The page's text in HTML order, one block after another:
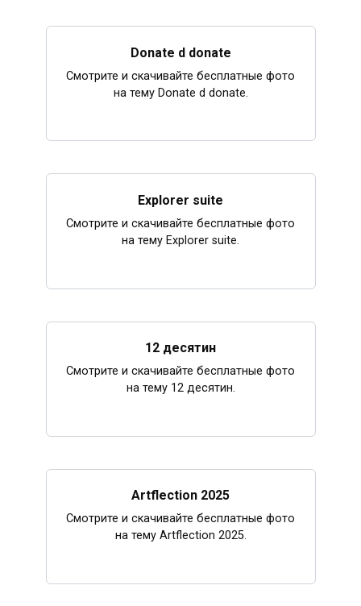
Donate d donate
Смотрите и скачивайте бесплатные фото
на тему Donate d donate.
Explorer suite
Смотрите и скачивайте бесплатные фото
на тему Explorer suite.
12 десятин
Смотрите и скачивайте бесплатные фото
на тему 12 десятин.
Artflection 2025
Смотрите и скачивайте бесплатные фото
на тему Artflection 2025.